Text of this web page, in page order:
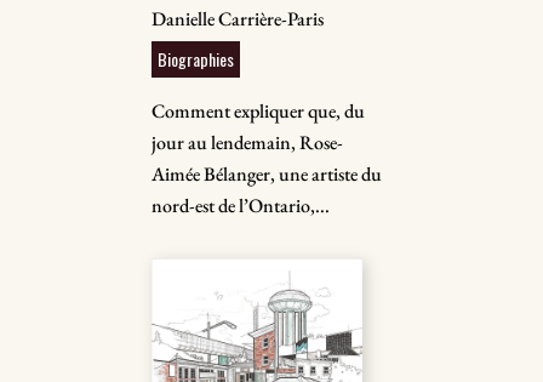
Danielle Carrière-Paris
Biographies
Comment expliquer que, du
jour au lendemain, Rose-
Aimée Bélanger, une artiste du
nord-est de l’Ontario,...